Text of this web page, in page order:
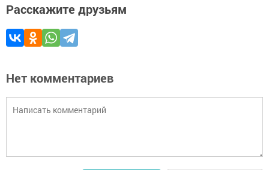
Расскажите друзьям
Нет комментариев